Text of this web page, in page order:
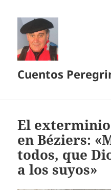
Cuentos
El
en Béziers:
todos, que
a los suyos»